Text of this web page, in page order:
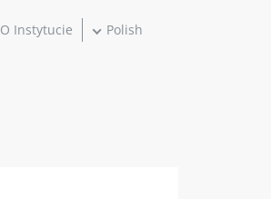
O Instytucie Polish